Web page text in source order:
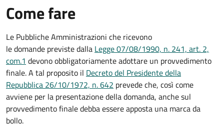
Come fare
Le Pubbliche Amministrazioni che ricevono
le domande previste dalla Legge 07/08/1990, n. 241, art. 2,
com.1 devono obbligatoriamente adottare un provvedimento
finale. A tal proposito il Decreto del Presidente della
Repubblica 26/10/1972, n. 642 prevede che, così come
avviene per la presentazione della domanda, anche sul
provvedimento finale debba essere apposta una marca da
bollo.